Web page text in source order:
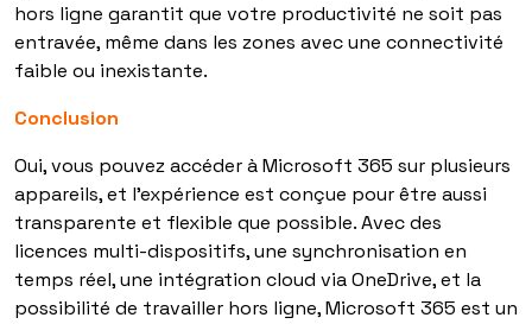
hors ligne garantit que votre productivité ne soit pas
entravée, même dans les zones avec une connectivité
faible ou inexistante.
Conclusion
Oui, vous pouvez accéder à Microsoft 365 sur plusieurs
appareils, et l’expérience est conçue pour être aussi
transparente et flexible que possible. Avec des
licences multi-dispositifs, une synchronisation en
temps réel, une intégration cloud via OneDrive, et la
possibilité de travailler hors ligne, Microsoft 365 est un